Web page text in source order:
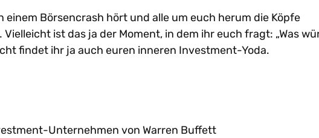
einem Börsencrash hört und alle um euch herum die Köpfe
ist das ja der Moment, in dem ihr euch fragt: „Was
findet ihr ja auch euren inneren Investment-Yoda.
Unternehmen von Warren Buffett